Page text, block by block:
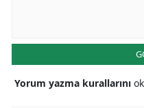
Yorum yazma kurallarını